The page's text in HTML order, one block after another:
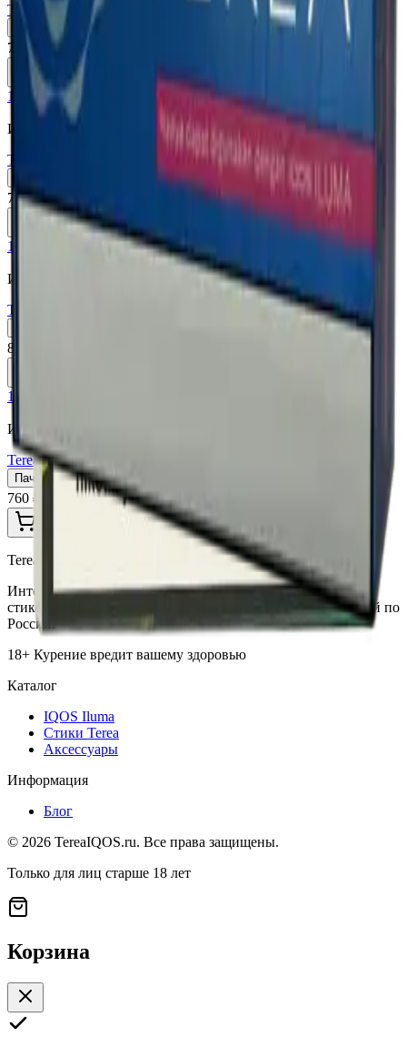
Terea Green ID
Блок×10
760 ₽
В корзину
18+ Мне исполнилось 18 лет
Индонезия (ID)
Terea Black Green ID
760 ₽
В корзину
18+ Мне исполнилось 18 лет
Индонезия (ID)
Terea Apricity ID
810 ₽
18+
Индонезия (ID)
Terea Blue ID
Пачка Блок×10
760 ₽
TereaIQOS.ru
Интернет-магазин IQOS Iluma. Широкий выбор устройств,
стиков Terea и аксессуаров по выгодным ценам с доставкой по
России.
18+ Курение вредит вашему здоровью
Каталог
IQOS Iluma
Стики Terea
Аксессуары
Информация
Блог
© 2026 TereaIQOS.ru. Все права защищены.
Только для лиц старше 18 лет
Корзина